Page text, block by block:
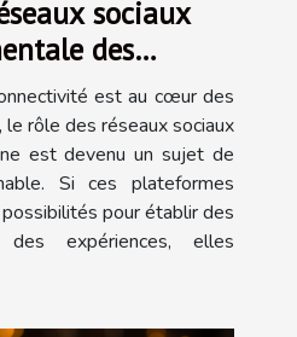
sociaux
des
est au cœur des
le rôle des réseaux sociaux
est devenu un sujet de
Si ces plateformes
pour établir des
expériences, elles